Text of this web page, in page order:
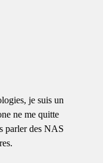
je suis un
ne me quitte
parler des NAS